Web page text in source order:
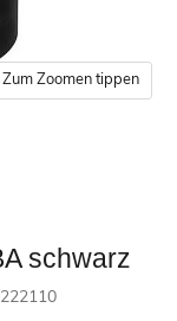
Zum Zoomen tippen
schwarz